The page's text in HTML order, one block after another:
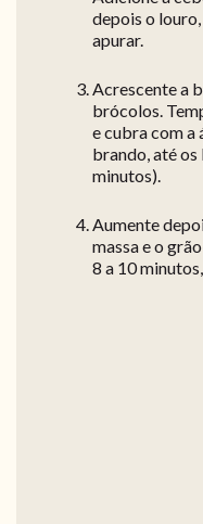
depois o
apurar.
Acrescente a
brócolos.
e cubra com a
brando, até
minutos).
Aumente
massa e o
8 a 10